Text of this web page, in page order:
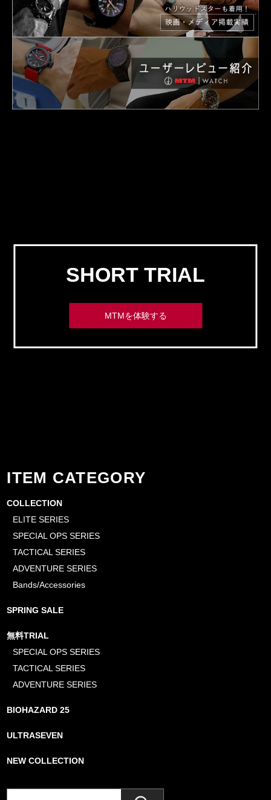
SHORT TRIAL
MTMを体験する
ITEM CATEGORY
COLLECTION
ELITE SERIES
SPECIAL OPS SERIES
TACTICAL SERIES
ADVENTURE SERIES
Bands/Accessories
SPRING SALE
無料TRIAL
SPECIAL OPS SERIES
TACTICAL SERIES
ADVENTURE SERIES
BIOHAZARD 25
ULTRASEVEN
NEW COLLECTION